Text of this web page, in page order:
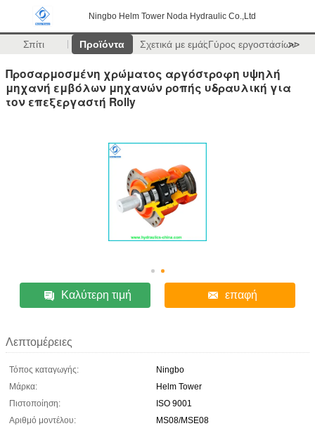
Ningbo Helm Tower Noda Hydraulic Co.,Ltd
Σπίτι Προϊόντα Σχετικά με εμάςΓύρος εργοστασίων
>>
Προσαρμοσμένη χρώματος αργόστροφη υψηλή
μηχανή εμβόλων μηχανών ροπής υδραυλική για
τον επεξεργαστή Rolly
Καλύτερη τιμή επαφή
Λεπτομέρειες
Τόπος καταγωγής:
Ningbo
Μάρκα:
Helm Tower
Πιστοποίηση:
ISO 9001
Αριθμό μοντέλου:
MS08/MSE08